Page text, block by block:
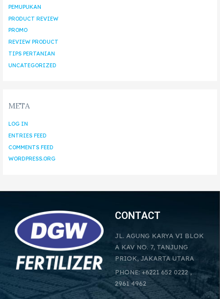
PEMUPUKAN
PRODUCT REVIEW
PROMO
REVIEW PRODUCT
TIPS PERTANIAN
UNCATEGORIZED
META
LOG IN
ENTRIES FEED
COMMENTS FEED
WORDPRESS.ORG
CONTACT
JL. AGUNG KARYA VI BLOK
A KAV NO. 7, TANJUNG
PRIOK, JAKARTA UTARA
PHONE: +6221 652 0222 ,
2961 4962